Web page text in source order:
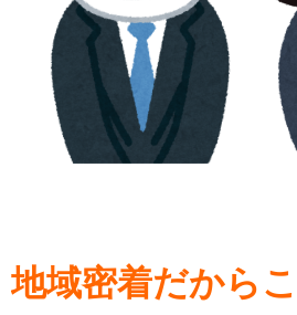
地域密着だから